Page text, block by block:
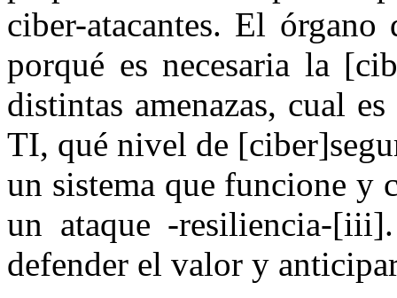
ciber-atacantes. El órgano
porqué es necesaria la
distintas amenazas, cual
TI, qué nivel de
un sistema que funcione y
un ataque -resiliencia-
defender el valor y